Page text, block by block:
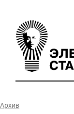
Архив